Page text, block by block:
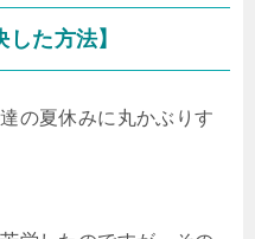
た方法】
の夏休みに丸かぶりす